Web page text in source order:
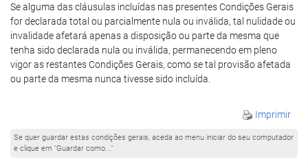
Se alguma das cláusulas incluídas nas presentes Condições Gerais
for declarada total ou parcialmente nula ou inválida, tal nulidade ou
invalidade afetará apenas a disposição ou parte da mesma que
tenha sido declarada nula ou inválida, permanecendo em pleno
vigor as restantes Condições Gerais, como se tal provisão afetada
ou parte da mesma nunca tivesse sido incluída.
Imprimir
Se quer guardar estas condições gerais, aceda ao menu iniciar do seu computador
e clique em "Guardar como..."